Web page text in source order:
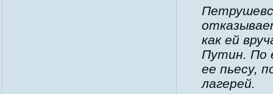
как ей
Путин. По
ее пьесу,
лагерей.